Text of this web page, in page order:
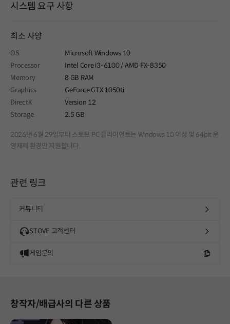
시스템 요구 사항
최소 사양
OS
Microsoft Windows 10
Processor
Intel Core i3-6100 / AMD FX-8350
Memory
8 GB RAM
Graphics
GeForce GTX 1050ti
DirectX
Version 12
Storage
2.5 GB
2026년 6월 29일부터 스토브 PC 클라이언트는 Windows 10 이상 및 64bit 운
영체제 환경만 지원합니다.
관련 링크
커뮤니티
STOVE 고객센터
게임문의
창작자/배급사의 다른 상품